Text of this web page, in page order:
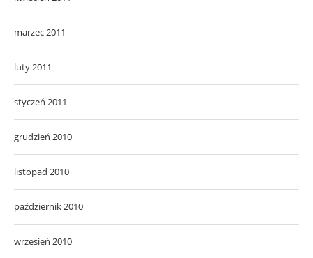
marzec 2011
luty 2011
styczeń 2011
grudzień 2010
listopad 2010
październik 2010
wrzesień 2010